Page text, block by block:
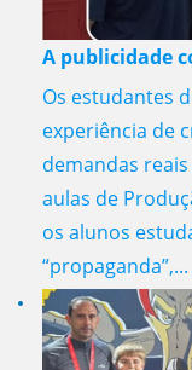
A publicidade
Os estudantes
experiência de
demandas
aulas de
os alunos
“propaganda”,...